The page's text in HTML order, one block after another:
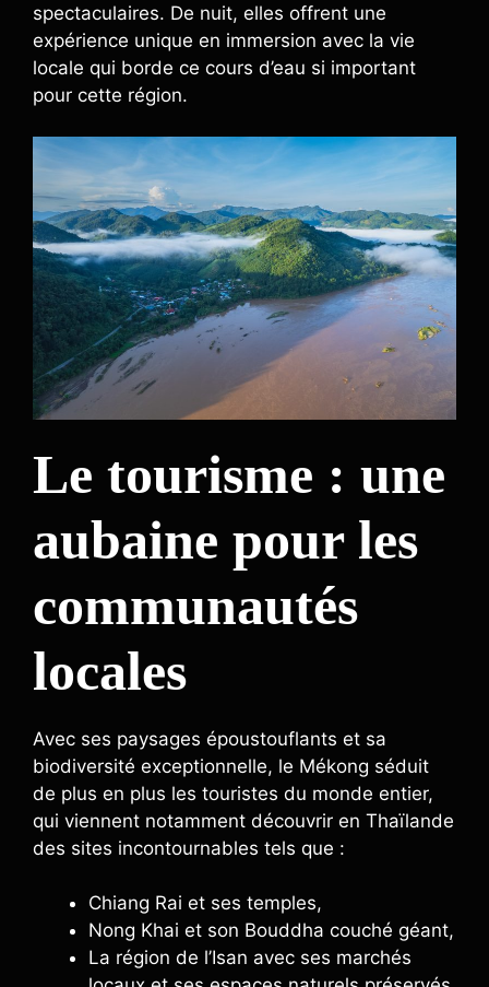
spectaculaires. De nuit, elles offrent une
expérience unique en immersion avec la vie
locale qui borde ce cours d’eau si important
pour cette région.
Le tourisme : une
aubaine pour les
communautés
locales
Avec ses paysages époustouflants et sa
biodiversité exceptionnelle, le Mékong séduit
de plus en plus les touristes du monde entier,
qui viennent notamment découvrir en Thaïlande
des sites incontournables tels que :
Chiang Rai et ses temples,
Nong Khai et son Bouddha couché géant,
La région de l’Isan avec ses marchés